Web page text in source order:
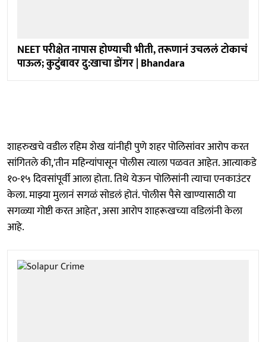
NEET परीक्षेत नापास होण्याची भीती, तरूणानं उचललं टोकाचं
पाऊल; कुटुंबावर दु:खाचा डोंगर | Bhandara
शाहरुखचे वडील रहिम शेख यांनीही पुणे शहर पोलिसांवर आरोप करत
सांगितले की,'तीन महिन्यांपासून पोलीस त्याला पळवत आहेत. आत्याकडे
१०-१५ दिवसांपूर्वी आला होता. तिथे येऊन पोलिसांनी त्याचा एनकाउंटर
केला. माझ्या मुलानं सगळं सोडलं होतं. पोलीस पैसे खाण्यासाठी या
सगळ्या गोष्टी करत आहेत', असा आरोप शाहरूखच्या वडिलांनी केला
आहे.